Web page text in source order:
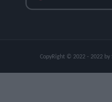
CopyRight © 2022 - 2022